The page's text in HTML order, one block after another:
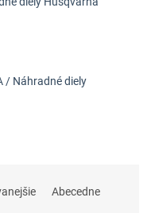
/ Náhradné diely
Abecedne